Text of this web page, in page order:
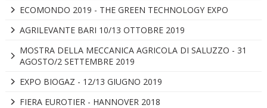
ECOMONDO 2019 - THE GREEN TECHNOLOGY EXPO
AGRILEVANTE BARI 10/13 OTTOBRE 2019
MOSTRA DELLA MECCANICA AGRICOLA DI SALUZZO - 31
AGOSTO/2 SETTEMBRE 2019
EXPO BIOGAZ - 12/13 GIUGNO 2019
FIERA EUROTIER - HANNOVER 2018